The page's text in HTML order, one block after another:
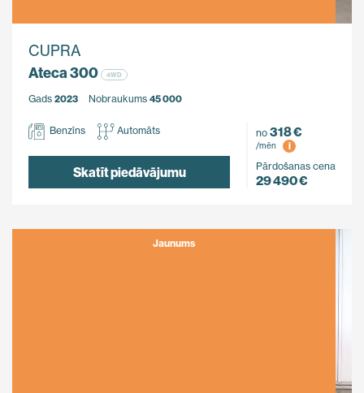
CUPRA
Ateca 300
4WD
Gads 2023 Nobraukums 45 000
Benzīns Automāts
Skatīt piedāvājumu
no 318 €
/mēn
i
Pārdošanas cena
29 490 €
Jaunums